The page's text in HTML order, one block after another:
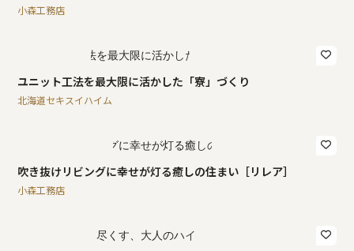
小森工務店
ユニット工法を最大限に活かした「寮」づくり
北海道セキスイハイム
吹き抜けリビングに幸せが灯る癒しの住まい［リレア］
小森工務店